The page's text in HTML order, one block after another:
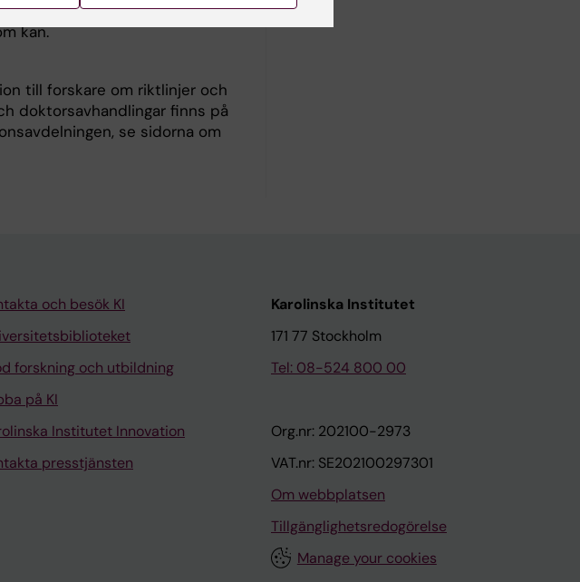
i största allmänhet – om jag inte
kan.
till forskare om riktlinjer och
doktorsavhandlingar finns på
se sidorna om
och besök KI
forskning och utbildning
på KI
Institutet Innovation
presstjänsten
Karolinska Institutet
171 77 Stockholm
Tel: 08-524 800 00
Org.nr: 202100-2973
VAT.nr: SE202100297301
Om webbplatsen
Tillgänglighetsredogörelse
Manage your cookies